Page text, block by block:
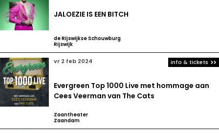
JALOEZIE IS EEN BITCH
de Rijswijkse Schouwburg
Rijswijk
vr 2 feb 2024
Evergreen Top 1000 Live met hommage aan
Cees Veerman van The Cats
Zaantheater
Zaandam
info & tickets